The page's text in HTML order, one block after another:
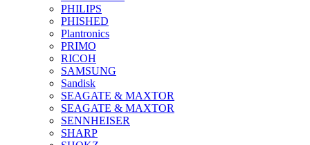
PHILIPS
PHISHED
Plantronics
PRIMO
RICOH
SAMSUNG
Sandisk
SEAGATE & MAXTOR
SEAGATE & MAXTOR
SENNHEISER
SHARP